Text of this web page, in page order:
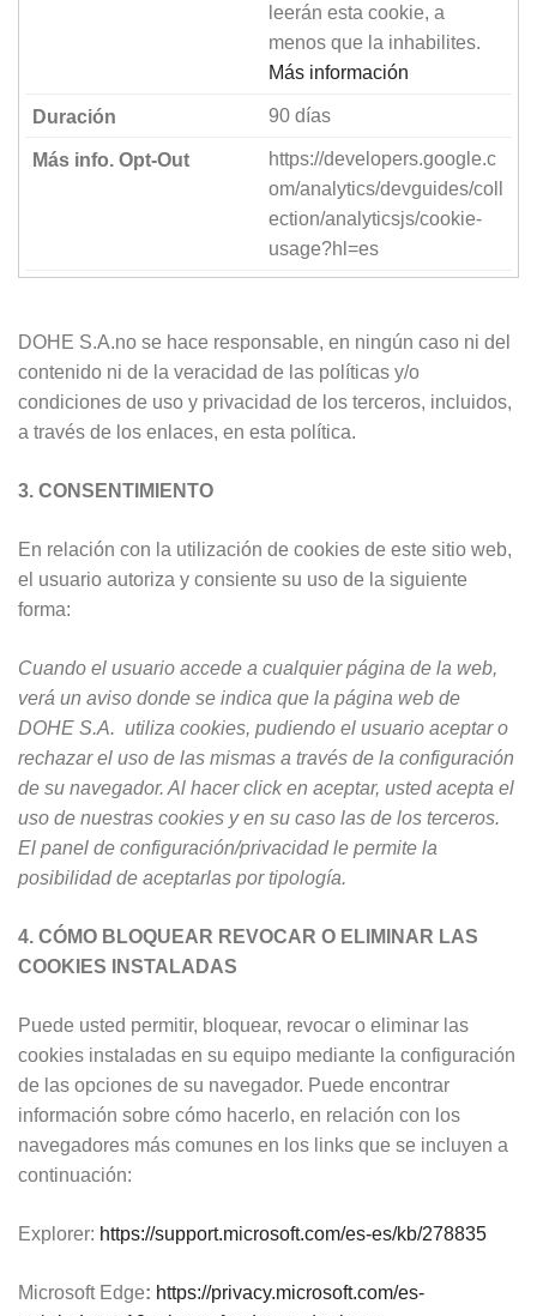
leerán esta cookie, a
menos que la inhabilites.
Más información
90 días
https://developers.google.c
om/analytics/devguides/coll
ection/analyticsjs/cookie-
usage?hl=es
DOHE S.A.no se hace responsable, en ningún caso ni del
contenido ni de la veracidad de las políticas y/o
condiciones de uso y privacidad de los terceros, incluidos,
a través de los enlaces, en esta política.
3. CONSENTIMIENTO
En relación con la utilización de cookies de este sitio web,
el usuario autoriza y consiente su uso de la siguiente
forma:
Cuando el usuario accede a cualquier página de la web,
verá un aviso donde se indica que la página web de
DOHE S.A. utiliza cookies, pudiendo el usuario aceptar o
rechazar el uso de las mismas a través de la configuración
de su navegador. Al hacer click en aceptar, usted acepta el
uso de nuestras cookies y en su caso las de los terceros.
El panel de configuración/privacidad le permite la
posibilidad de aceptarlas por tipología.
4. CÓMO BLOQUEAR REVOCAR O ELIMINAR LAS
COOKIES INSTALADAS
Puede usted permitir, bloquear, revocar o eliminar las
cookies instaladas en su equipo mediante la configuración
de las opciones de su navegador. Puede encontrar
información sobre cómo hacerlo, en relación con los
navegadores más comunes en los links que se incluyen a
continuación:
Explorer: https://support.microsoft.com/es-es/kb/278835
Microsoft Edge: https://privacy.microsoft.com/es-